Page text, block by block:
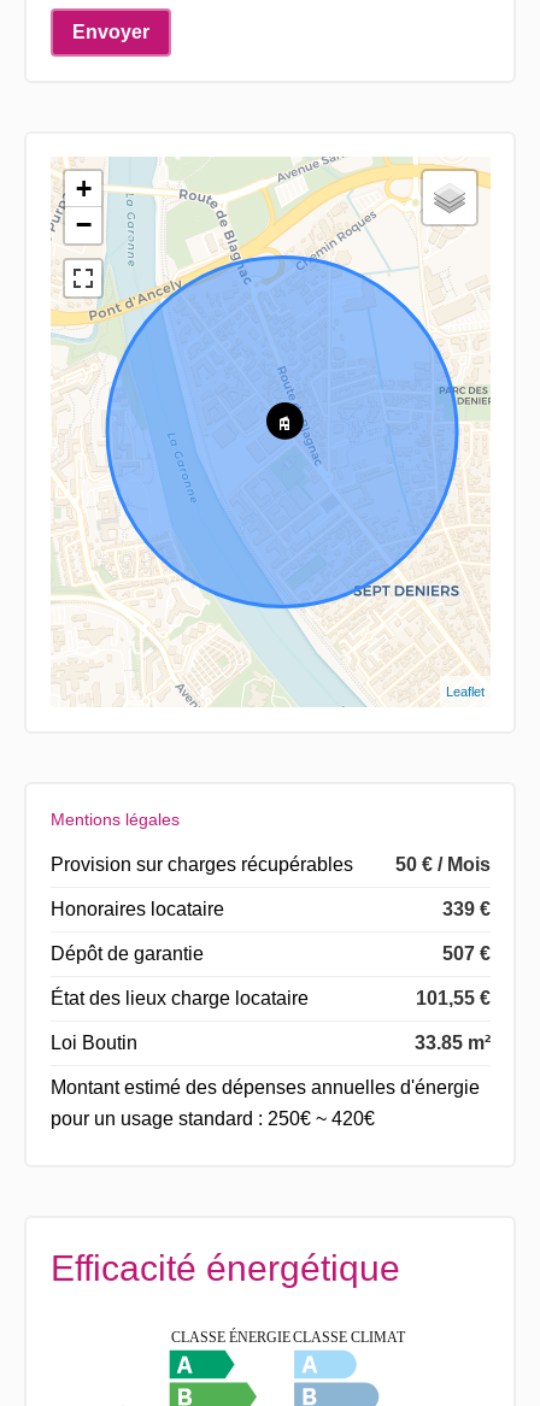
Envoyer
+
−
Leaflet
Mentions légales
Provision sur charges récupérables 50 € / Mois
Honoraires locataire 339 €
Dépôt de garantie 507 €
État des lieux charge locataire 101,55 €
Loi Boutin 33.85 m²
Montant estimé des dépenses annuelles d'énergie
pour un usage standard : 250€ ~ 420€
Efficacité énergétique